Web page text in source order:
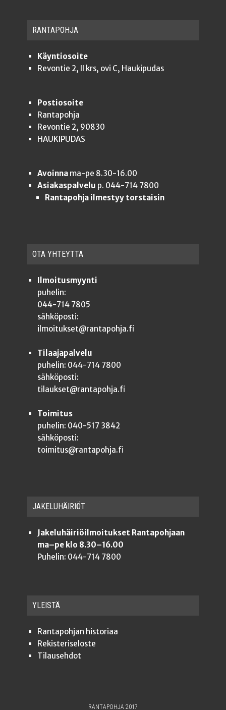
RAN­TA­POH­JA
Käyntiosoite
Revontie 2, II krs, ovi C, Haukipudas
Postiosoite
Rantapohja
Revontie 2, 90830
HAUKIPUDAS
Avoinnama-pe 8.30-16.00
Asiakaspalvelu p. 044-714 7800
Rantapohja ilmestyy torstaisin
OTA YHTEYT­TÄ
Ilmoitusmyynti
puhelin:
044-714 7805
sähköposti:
ilmoitukset@rantapohja.fi
Tilaajapalvelu
puhelin: 044-714 7800
sähköposti:
tilaukset@rantapohja.fi
Toimitus
puhelin: 040-517 3842
sähköposti:
toimitus@rantapohja.fi
JAKE­LU­HÄI­RIÖT
Jakeluhäiriöilmoitukset Rantapohjaan
ma–pe klo 8.30–16.00
Puhelin: 044-714 7800
YLEISTÄ
Ran­ta­poh­jan historiaa
Rekis­te­ri­se­los­te
Tilauseh­dot
RANTAPOHJA 2017